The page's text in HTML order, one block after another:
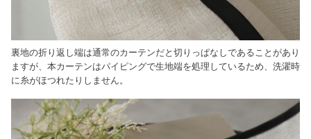
裏地の折り返し端は通常のカーテンだと切りっぱなしであることがあり
ますが、本カーテンはパイピングで生地端を処理しているため、洗濯時
に糸がほつれたりしません。